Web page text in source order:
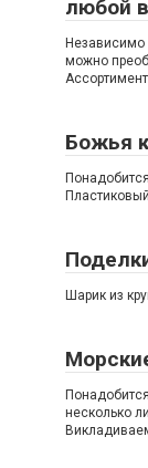
любой
Независимо
можно
Ассортимент
Божья
Шарик из
несколько